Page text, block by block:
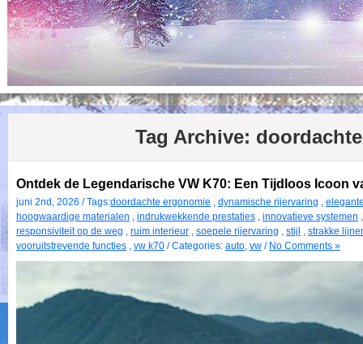
Tag Archive:
Ontdek de Legendarische VW K70: Een Tijdloos Icoon
juni 2nd, 2026 / Tags:doordachte ergonomie , dynamische rijervaring ,
hoogwaardige materialen , indrukwekkende prestaties , innovatieve systemen
responsiviteit op de weg , ruim interieur , soepele rijervaring , stijl , strakke
vooruitstrevende functies , vw k70 / Categories: auto, vw / No Comments »